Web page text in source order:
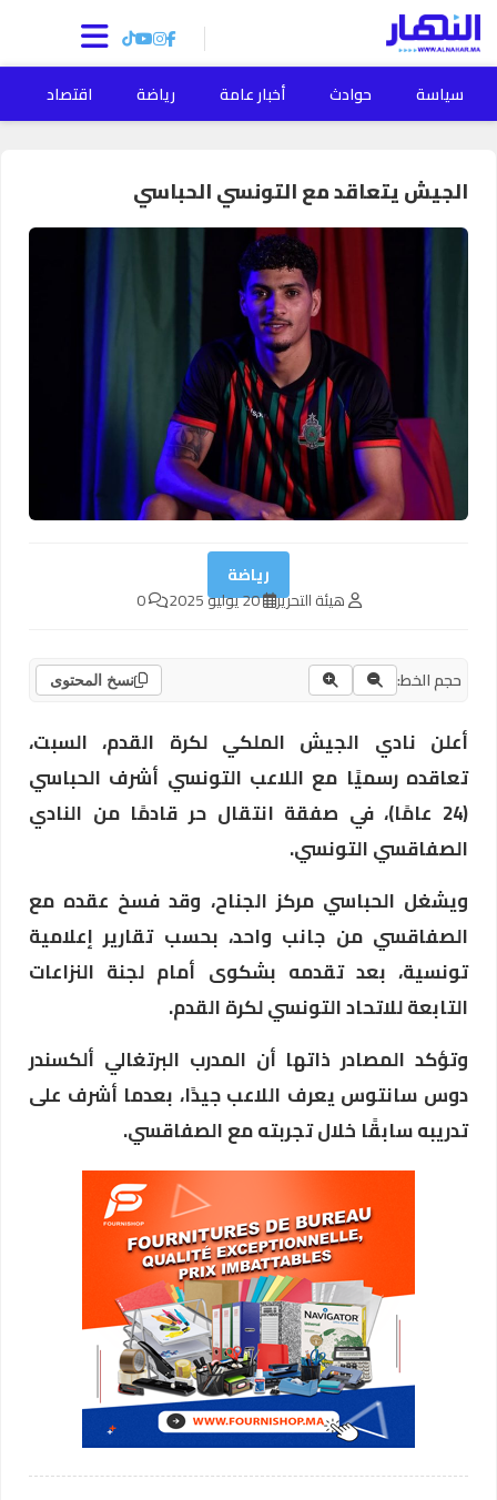
سياسة حوادث أخبار عامة رياضة اقتصاد
الجيش يتعاقد مع التونسي الحباسي
رياضة
هيئة التحرير 20 يوليو 2025 0
حجم الخط: نسخ المحتوى
أعلن نادي الجيش الملكي لكرة القدم، السبت،
تعاقده رسميًا مع اللاعب التونسي أشرف الحباسي
(24 عامًا)، في صفقة انتقال حر قادمًا من النادي
الصفاقسي التونسي.
ويشغل الحباسي مركز الجناح، وقد فسخ عقده مع
الصفاقسي من جانب واحد، بحسب تقارير إعلامية
تونسية، بعد تقدمه بشكوى أمام لجنة النزاعات
التابعة للاتحاد التونسي لكرة القدم.
وتؤكد المصادر ذاتها أن المدرب البرتغالي ألكسندر
دوس سانتوس يعرف اللاعب جيدًا، بعدما أشرف على
تدريبه سابقًا خلال تجربته مع الصفاقسي.